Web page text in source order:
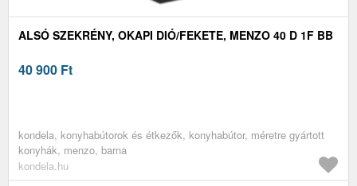
ALSÓ SZEKRÉNY, OKAPI DIÓ/FEKETE, MENZO 40 D 1F BB
40 900 Ft
kondela, konyhabútorok és étkezők, konyhabútor, méretre gyártott
konyhák, menzo, barna
kondela.hu